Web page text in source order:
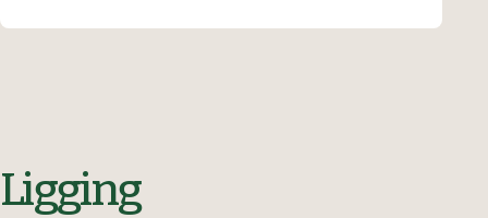
Ligging